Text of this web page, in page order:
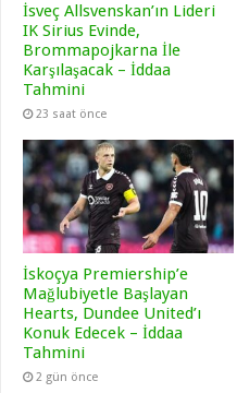
İsveç Allsvenskan’ın Lideri
IK Sirius Evinde,
Brommapojkarna İle
Karşılaşacak – İddaa
Tahmini
23 saat önce
İskoçya Premiership’e
Mağlubiyetle Başlayan
Hearts, Dundee United’ı
Konuk Edecek – İddaa
Tahmini
2 gün önce